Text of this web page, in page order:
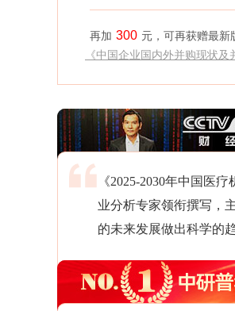
再加 300 元，可再获赠最新
《中国企业国内外并购现状及
《2025-2030年中国医
业分析专家领衔撰写，
的未来发展做出科学的